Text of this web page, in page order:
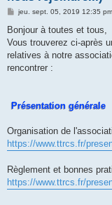
M
s
a
g
jeu. sept. 05, 2019 12:35 pm
Bonjour à toutes et tous,
Vous trouverez ci-après
relatives à notre
rencontrer :
Présentation générale
Organisation de
https://www.ttrcs.fr/
Règlement et bonnes
https://www.ttrcs.fr/